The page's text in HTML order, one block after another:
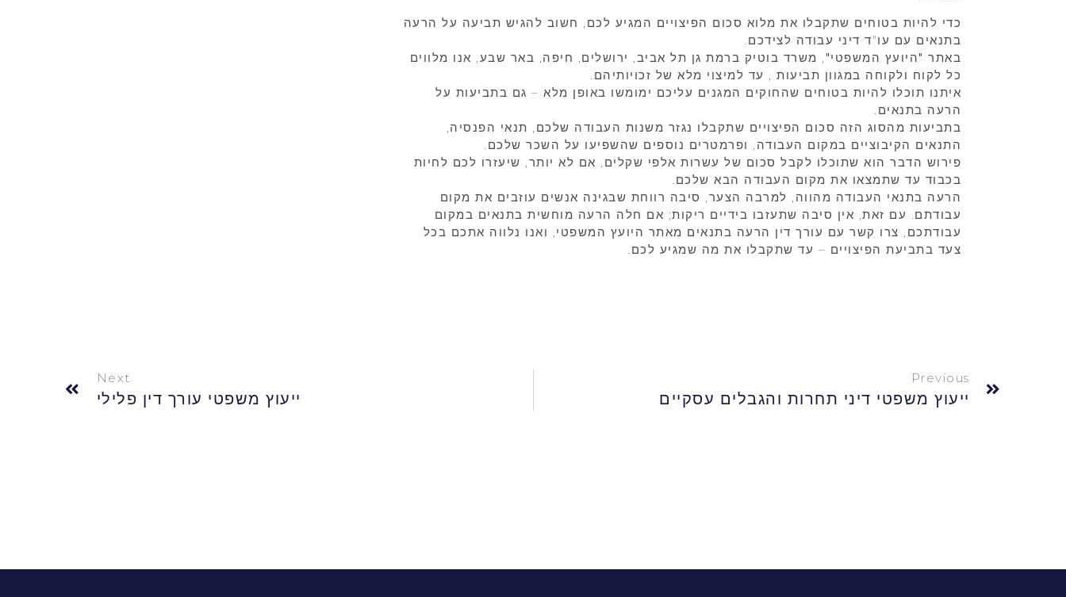
כדי להיות בטוחים שתקבלו את מלוא סכום הפיצויים המגיע לכם, חשוב להגיש תביעה על הרעה
בתנאים עם עו"ד דיני עבודה לצידכם.
באתר "היועץ המשפטי" , משרד בוטיק ברמת גן תל אביב, ירושלים, חיפה, באר שבע, אנו מלווים
כל לקוח ולקוחה במגוון תביעות , עד למיצוי מלא של זכויותיהם.
איתנו תוכלו להיות בטוחים שהחוקים המגנים עליכם ימומשו באופן מלא – גם בתביעות על
הרעה בתנאים.
בתביעות מהסוג הזה סכום הפיצויים שתקבלו נגזר משנות העבודה שלכם, תנאי הפנסיה,
התנאים הקיבוציים במקום העבודה, ופרמטרים נוספים שהשפיעו על השכר שלכם.
פירוש הדבר הוא שתוכלו לקבל סכום של עשרות אלפי שקלים, אם לא יותר, שיעזרו לכם לחיות
בכבוד עד שתמצאו את מקום העבודה הבא שלכם.
הרעה בתנאי העבודה מהווה, למרבה הצער, סיבה רווחת שבגינה אנשים עוזבים את מקום
עבודתם. עם זאת, אין סיבה שתעזבו בידיים ריקות; אם חלה הרעה מוחשית בתנאים במקום
עבודתכם, צרו קשר עם עורך דין הרעה בתנאים מאתר היועץ המשפטי, ואנו נלווה אתכם בכל
צעד בתביעת הפיצויים – עד שתקבלו את מה שמגיע לכם.
Previous
ייעוץ משפטי דיני תחרות והגבלים עסקיים
Next
ייעוץ משפטי עורך דין פלילי